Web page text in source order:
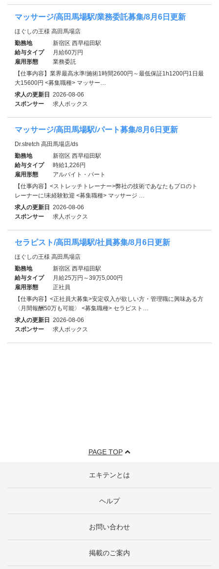
マッサージ/高田馬場駅/業務委託募集/8月6日更新
ほぐしの王様 高田馬場店
勤務地
新宿区 西早稲田駅
給与タイプ
月給60万円
雇用形態
業務委託
【仕事内容】業界最高水準!施術1時間2600円～最低保証1h1200円1日最
大15600円 <募集職種> マッサー…
求人の更新日 2026-08-06
スポンサー
求人ボックス
マッサージ/高田馬場駅/パート募集/8月6日更新
Dr.stretch 高田馬場店/ds
勤務地
新宿区 西早稲田駅
給与タイプ
時給1,226円
雇用形態
アルバイト・パート
【仕事内容】<ストレッチトレーナー>弊社の技術であなたもプロのト
レーナーに!未経験歓迎 <募集職種> マッサージ …
求人の更新日 2026-08-06
スポンサー
求人ボックス
セラピスト/高田馬場駅/社員募集/8月6日更新
ほぐしの王様 高田馬場店
勤務地
新宿区 西早稲田駅
給与タイプ
月給25万円～39万5,000円
雇用形態
正社員
【仕事内容】<正社員大募集>安定収入が欲しい方・管理職に興味ある方
〈月間報酬50万も可能〉 <募集職種> セラピスト…
求人の更新日 2026-08-06
スポンサー
求人ボックス
PAGE TOP
エキテンとは
ヘルプ
お問い合わせ
掲載のご案内